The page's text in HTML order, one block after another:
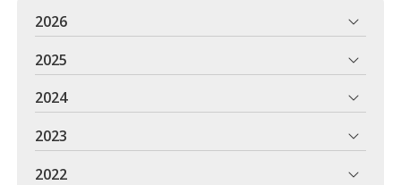
2026
2025
2024
2023
2022